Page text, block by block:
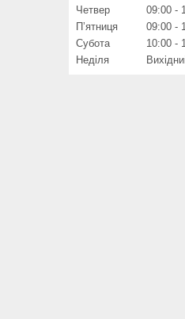
Четвер
09:00
Пʼятниця
09:00
Субота
10:00
Неділя